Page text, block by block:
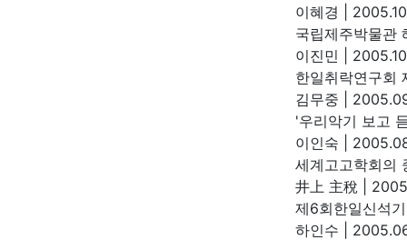
이혜경
국립제주박물관
이진민
한일취락연구회
김무중
'우리악기 보고
이인숙
세계고고학회의
井上 主稅
제6회한일신석
하인수